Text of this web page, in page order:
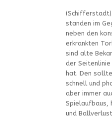
standen im
neben den
erkrankten
sind alte
der
hat. Den
schnell und
aber immer
Spielaufbaus,
und